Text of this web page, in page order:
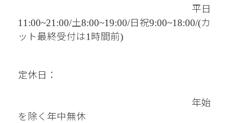
平日
11:00~21:00/土8:00~19:00/日祝9:00~18:00/(カ
ット最終受付は1 時間前)
定休日：
年始
を除く年中無休